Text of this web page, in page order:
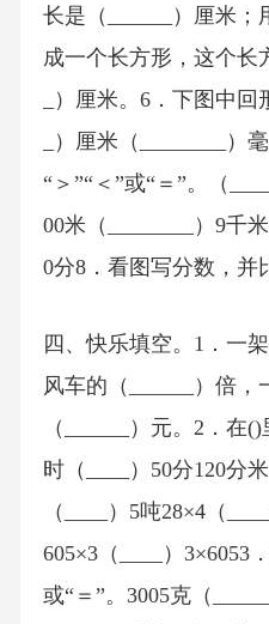
长是（______）厘米
成一个长方形，这个长
_）厘米。6．下图中回
_）厘米（________）
“＞”“＜”或“＝”。（
00米（________）9千
0分8．看图写分数，并
四、快乐填空。1．一
风车的（______）倍
（______）元。2．在
时（____）50分120分
（____）5吨28×4（
605×3（____）3×6053
或“＝”。3005克（